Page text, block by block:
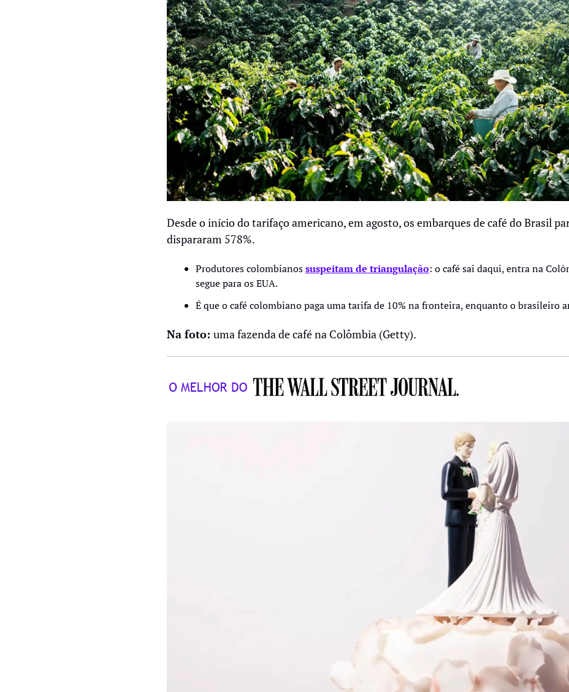
Desde o início do tarifaço americano, em agosto, os embarques de café do Brasil
dispararam 578%.
Produtores colombianos suspeitam de triangulação: o café sai daqui, entra na
segue para os EUA.
É que o café colombiano paga uma tarifa de 10% na fronteira, enquanto o brasileiro
Na foto: uma fazenda de café na Colômbia (Getty).